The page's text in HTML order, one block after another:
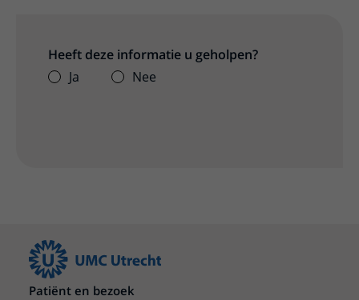
Heeft deze informatie u geholpen?
Ja
Nee
Patiënt en bezoek